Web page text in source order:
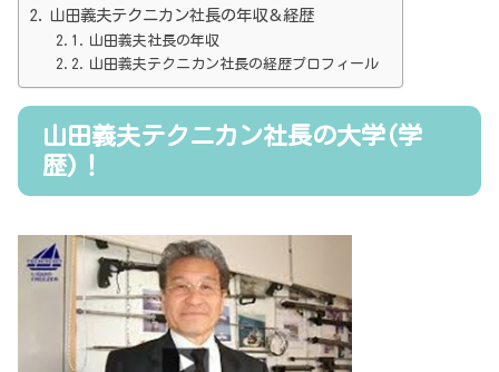
山田義夫テクニカン社長の年収＆経歴
山田義夫社長の年収
山田義夫テクニカン社長の経歴プロフィール
山田義夫テクニカン社長の大学(学
歴)！